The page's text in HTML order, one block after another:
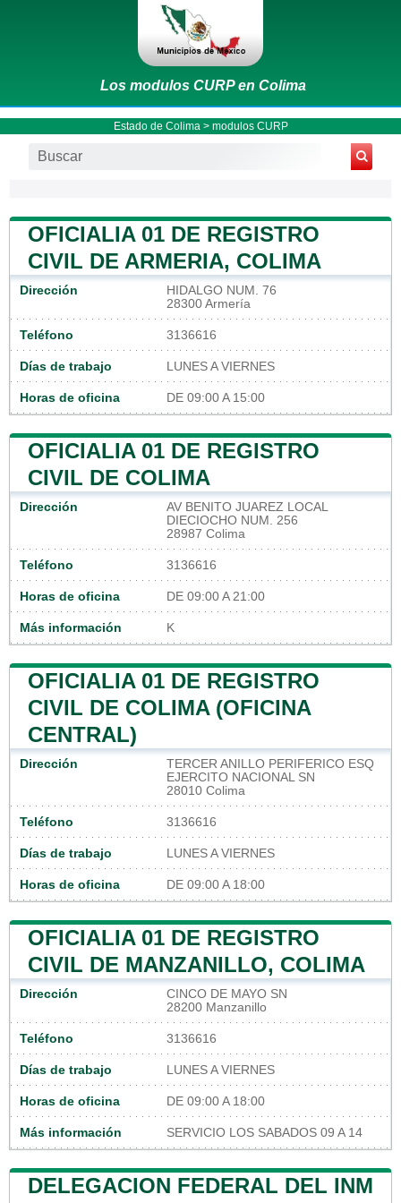
Los modulos CURP en Colima
Estado de Colima > modulos CURP
OFICIALIA 01 DE REGISTRO
CIVIL DE ARMERIA, COLIMA
Dirección
HIDALGO NUM. 76
28300 Armería
Teléfono 3136616
Días de trabajo LUNES A VIERNES
Horas de oficina DE 09:00 A 15:00
OFICIALIA 01 DE REGISTRO
CIVIL DE COLIMA
Dirección
AV BENITO JUAREZ LOCAL
DIECIOCHO NUM. 256
28987 Colima
Teléfono 3136616
Horas de oficina DE 09:00 A 21:00
Más información K
OFICIALIA 01 DE REGISTRO
CIVIL DE COLIMA (OFICINA
CENTRAL)
Dirección
TERCER ANILLO PERIFERICO ESQ
EJERCITO NACIONAL SN
28010 Colima
Teléfono 3136616
Días de trabajo LUNES A VIERNES
Horas de oficina DE 09:00 A 18:00
OFICIALIA 01 DE REGISTRO
CIVIL DE MANZANILLO, COLIMA
Dirección
CINCO DE MAYO SN
28200 Manzanillo
Teléfono 3136616
Días de trabajo LUNES A VIERNES
Horas de oficina DE 09:00 A 18:00
Más información SERVICIO LOS SABADOS 09 A 14
DELEGACION FEDERAL DEL INM